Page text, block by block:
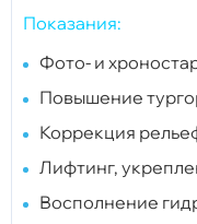
Показания:
Фото- и
Повышение
Коррекция
Лифтинг,
Восполнение